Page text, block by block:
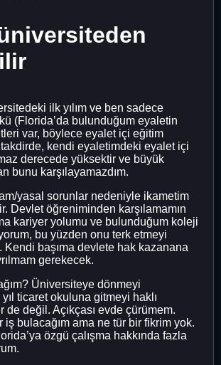
ilk yılım ve ben sadece
(Florida’da bulunduğum eyaletin
var, böylece eyalet içi eğitim
kendi eyaletimdeki eyalet içi
derecede yüksektir ve büyük
bunu karşılayamazdım.
yasal sorunlar nedeniyle ikametim
Devlet öğreniminden karşılamamın
kariyer yolumu ve bulunduğum koleji
bu yüzden onu terk etmeyi
Kendi başıma devlete hak kazanana
gerekecek.
Üniversiteye dönmeyi
ticaret okuluna gitmeyi haklı
de değil. Açıkçası evde çürümem.
iş bulacağım ama ne tür bir fikrim yok.
özgü çalışma hakkında fazla